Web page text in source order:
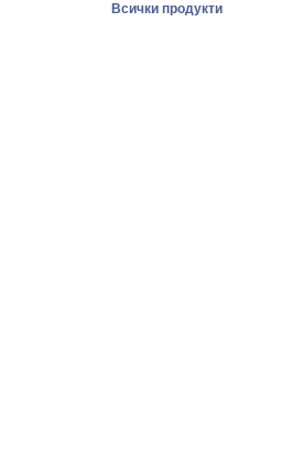
Всички продукти